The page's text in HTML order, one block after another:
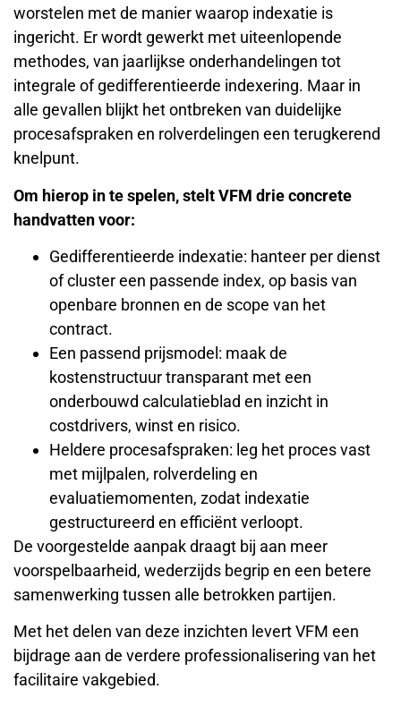
worstelen met de manier waarop indexatie is
ingericht. Er wordt gewerkt met uiteenlopende
methodes, van jaarlijkse onderhandelingen tot
integrale of gedifferentieerde indexering. Maar in
alle gevallen blijkt het ontbreken van duidelijke
procesafspraken en rolverdelingen een terugkerend
knelpunt.
Om hierop in te spelen, stelt VFM drie concrete
handvatten voor:
Gedifferentieerde indexatie: hanteer per dienst
of cluster een passende index, op basis van
openbare bronnen en de scope van het
contract.
Een passend prijsmodel: maak de
kostenstructuur transparant met een
onderbouwd calculatieblad en inzicht in
costdrivers, winst en risico.
Heldere procesafspraken: leg het proces vast
met mijlpalen, rolverdeling en
evaluatiemomenten, zodat indexatie
gestructureerd en efficiënt verloopt.
De voorgestelde aanpak draagt bij aan meer
voorspelbaarheid, wederzijds begrip en een betere
samenwerking tussen alle betrokken partijen.
Met het delen van deze inzichten levert VFM een
bijdrage aan de verdere professionalisering van het
facilitaire vakgebied.